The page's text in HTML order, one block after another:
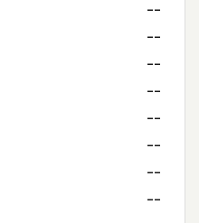
--
--
--
--
--
--
--
--